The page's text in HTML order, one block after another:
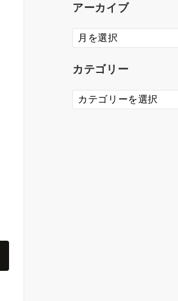
アーカイブ
ア
ー
イ
カテゴリー
カ
テ